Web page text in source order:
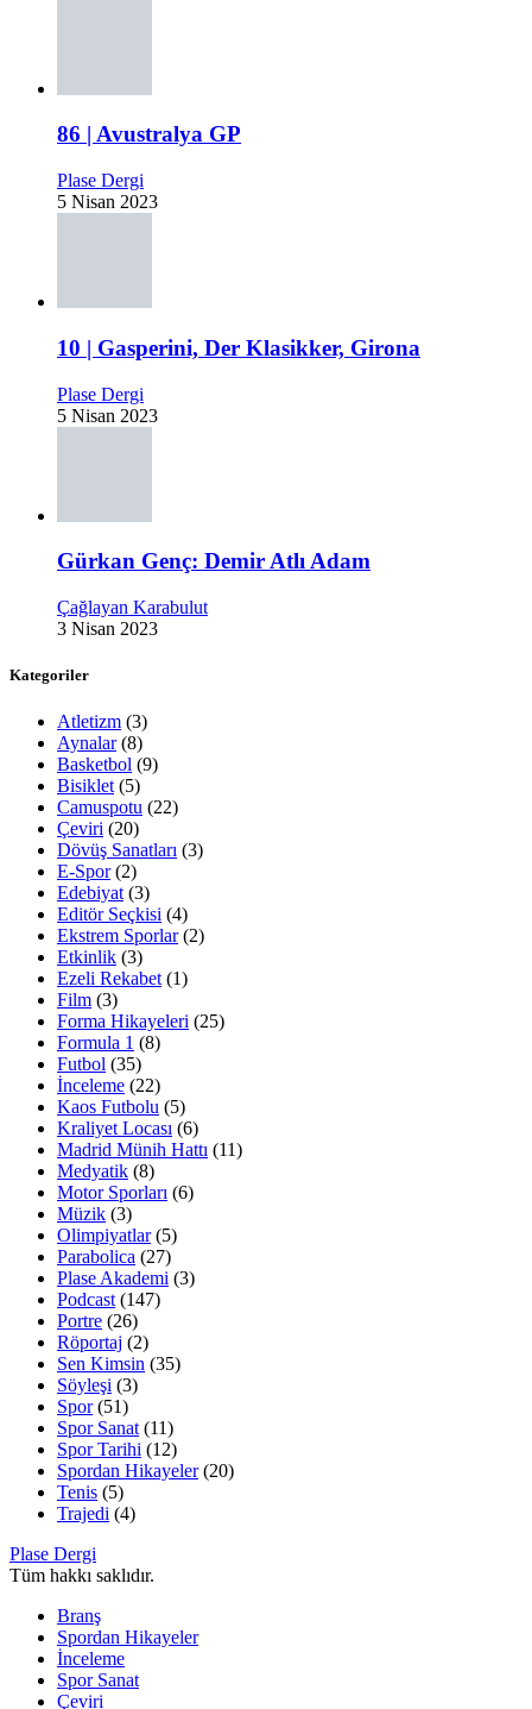
86 | Avustralya GP
Plase Dergi
5 Nisan 2023
10 | Gasperini, Der Klasikker, Girona
Plase Dergi
5 Nisan 2023
Gürkan Genç: Demir Atlı Adam
Çağlayan Karabulut
3 Nisan 2023
Kategoriler
Atletizm (3)
Aynalar(8)
Basketbol (9)
Bisiklet (5)
Camuspotu (22)
Çeviri (20)
Dövüş Sanatları (3)
E-Spor(2)
Edebiyat (3)
Editör Seçkisi (4)
Ekstrem Sporlar(2)
Etkinlik (3)
Ezeli Rekabet (1)
Film (3)
Forma Hikayeleri (25)
Formula 1 (8)
Futbol (35)
İnceleme (22)
Kaos Futbolu (5)
Kraliyet Locası (6)
Madrid Münih Hattı (11)
Medyatik (8)
Motor Sporları (6)
Müzik (3)
Olimpiyatlar(5)
Parabolica (27)
Plase Akademi (3)
Podcast (147)
Portre (26)
Röportaj (2)
Sen Kimsin (35)
Söyleşi (3)
Spor(51)
Spor Sanat (11)
Spor Tarihi (12)
Spordan Hikayeler(20)
Tenis (5)
Trajedi (4)
Plase Dergi
Tüm hakkı saklıdır.
Branş
Spordan Hikayeler
İnceleme
Spor Sanat
Çeviri